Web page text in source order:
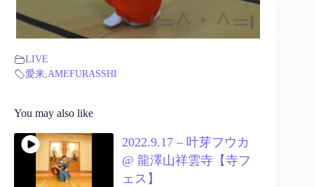
LIVE
愛来,AMEFURASSHI
You may also like
2022.9.17 – 叶芽フウカ
@ 龍澤山祥雲寺【寺フ
ェス】